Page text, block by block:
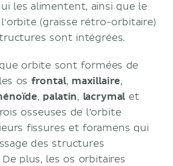
les alimentent, ainsi que le
(graisse rétro-orbitaire)
sont intégrées.
orbite sont formées de
os frontal, maxillaire,
, palatin, lacrymal et
osseuses de l’orbite
fissures et foramens qui
des structures
plus, les os orbitaires